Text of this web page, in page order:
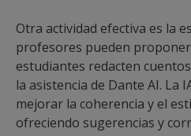
Otra actividad efectiva es la
profesores pueden
estudiantes redacten
la asistencia de Dante AI. La
mejorar la coherencia y el
ofreciendo sugerencias y